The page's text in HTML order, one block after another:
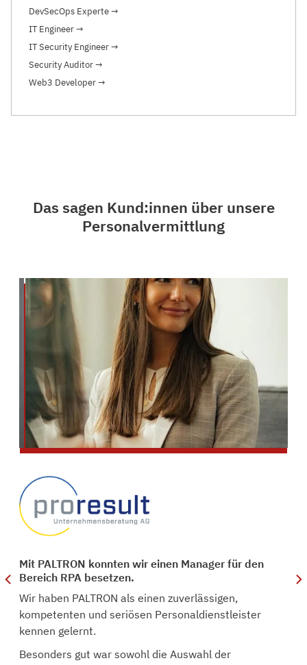
DevSecOps Experte→
IT Engineer→
IT Security Engineer→
Security Auditor→
Web3 Developer→
Das sagen Kund:innen über unsere
Personalvermittlung
Mit PALTRON konnten wir einen Manager für den
Bereich RPA besetzen.
Wir haben PALTRON als einen zuverlässigen,
kompetenten und seriösen Personaldienstleister
kennen gelernt.
Besonders gut war sowohl die Auswahl der